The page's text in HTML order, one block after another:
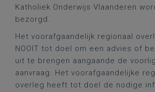
Katholiek Onderwijs Vlaanderen
bezorgd.
Het voorafgaandelijk regionaal
NOOIT tot doel om een advies of
uit te brengen aangaande de
aanvraag. Het voorafgaandelijke
overleg heeft tot doel de nodige